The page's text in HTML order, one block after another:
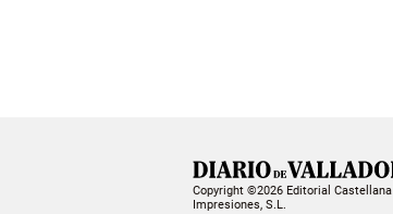
Copyright ©2026 Editorial
Impresiones, S.L.